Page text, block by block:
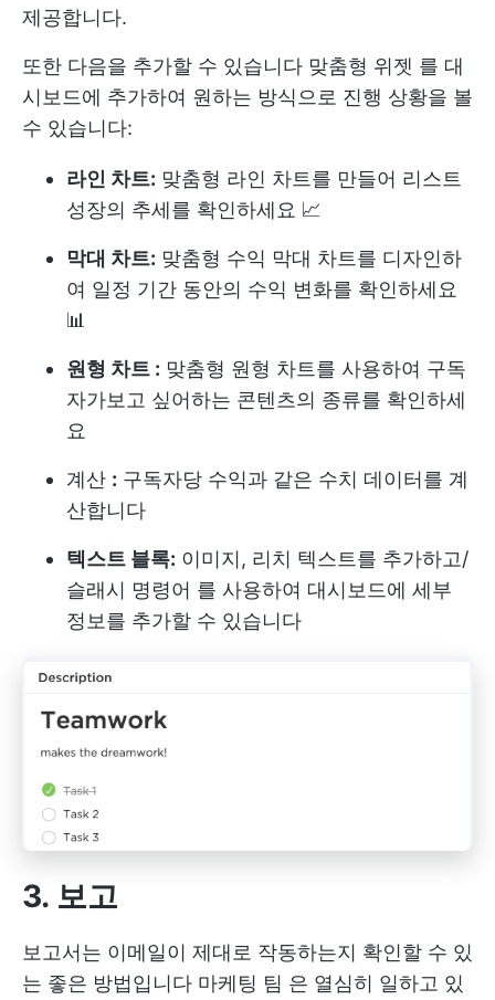
제공합니다.
또한 다음을 추가할 수 있습니다 맞춤형 위젯 를 대
시보드에 추가하여 원하는 방식으로 진행 상황을 볼
수 있습니다:
라인 차트: 맞춤형 라인 차트를 만들어 리스트
성장의 추세를 확인하세요 📈
막대 차트: 맞춤형 수익 막대 차트를 디자인하
여 일정 기간 동안의 수익 변화를 확인하세요
📊
원형 차트 : 맞춤형 원형 차트를 사용하여 구독
자가보고 싶어하는 콘텐츠의 종류를 확인하세
요
계산 : 구독자당 수익과 같은 수치 데이터를 계
산합니다
텍스트 블록: 이미지, 리치 텍스트를 추가하고/
슬래시 명령어 를 사용하여 대시보드에 세부
정보를 추가할 수 있습니다
3. 보고
보고서는 이메일이 제대로 작동하는지 확인할 수 있
는 좋은 방법입니다 마케팅 팀 은 열심히 일하고 있